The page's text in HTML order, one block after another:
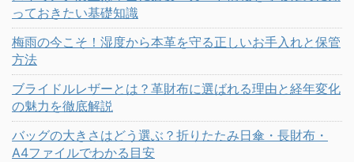
っておきたい基礎知識
梅雨の今こそ！湿度から本革を守る正しいお手入れと保管
方法
ブライドルレザーとは？革財布に選ばれる理由と経年変化
の魅力を徹底解説
バッグの大きさはどう選ぶ？折りたたみ日傘・長財布・
A4ファイルでわかる目安